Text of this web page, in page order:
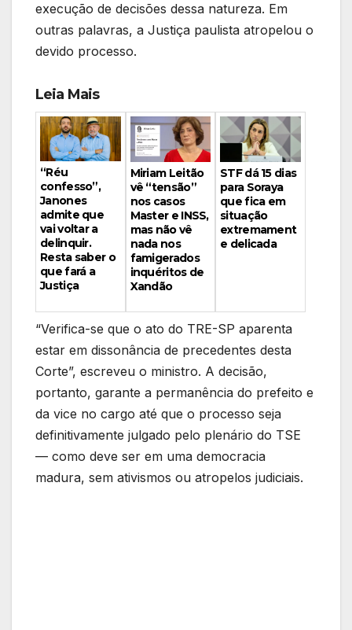
execução de decisões dessa natureza. Em
outras palavras, a Justiça paulista atropelou o
devido processo.
Leia Mais
“Réu
confesso”,
Janones
admite que
vai voltar a
delinquir.
Resta saber o
que fará a
Justiça
Miriam Leitão
vê “tensão”
nos casos
Master e INSS,
mas não vê
nada nos
famigerados
inquéritos de
Xandão
STF dá 15 dias
para Soraya
que fica em
situação
extremament
e delicada
“Verifica-se que o ato do TRE-SP aparenta
estar em dissonância de precedentes desta
Corte”, escreveu o ministro. A decisão,
portanto, garante a permanência do prefeito e
da vice no cargo até que o processo seja
definitivamente julgado pelo plenário do TSE
— como deve ser em uma democracia
madura, sem ativismos ou atropelos judiciais.